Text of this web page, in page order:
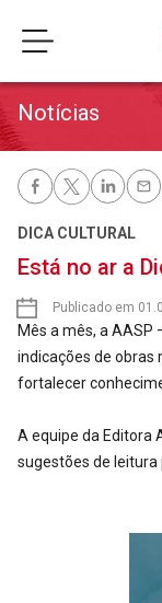
Notícias
DICA CULTURAL
Está no ar a
Publicado em
Mês a mês, a AASP
indicações de obras
fortalecer
A equipe da Editora
sugestões de leitura